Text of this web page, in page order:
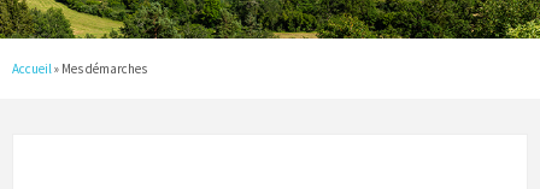
Accueil » Mes démarches